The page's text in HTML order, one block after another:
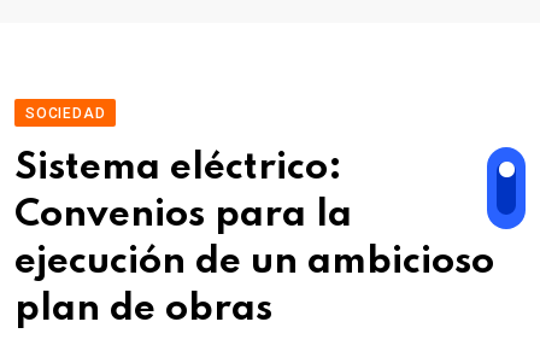
SOCIEDAD
Sistema eléctrico:
Convenios para la
ejecución de un ambicioso
plan de obras